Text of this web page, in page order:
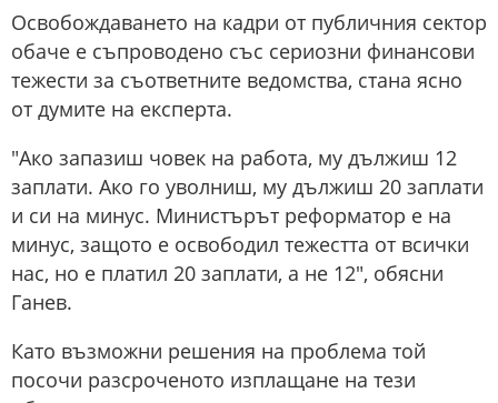
Освобождаването на кадри от публичния сектор
обаче е съпроводено със сериозни финансови
тежести за съответните ведомства, стана ясно
от думите на експерта.
"Ако запазиш човек на работа, му дължиш 12
заплати. Ако го уволниш, му дължиш 20 заплати
и си на минус. Министърът реформатор е на
минус, защото е освободил тежестта от всички
нас, но е платил 20 заплати, а не 12", обясни
Ганев.
Като възможни решения на проблема той
посочи разсроченото изплащане на тези